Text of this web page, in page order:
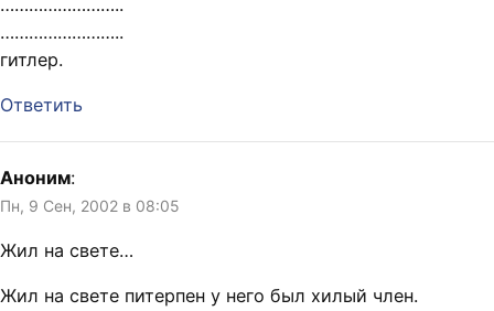
……………………..
……………………..
гитлер.
Ответить
Аноним:
Пн, 9 Сен, 2002 в 08:05
Жил на свете…
Жил на свете питерпен у него был хилый член.